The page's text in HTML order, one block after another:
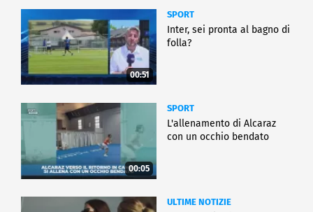
00:51
SPORT
Inter, sei pronta al bagno di
folla?
00:05
SPORT
L'allenamento di Alcaraz
con un occhio bendato
ULTIME NOTIZIE